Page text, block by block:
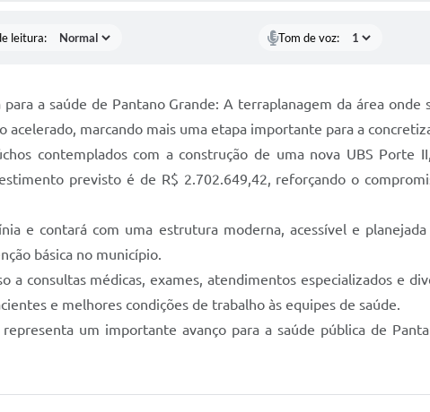
leitura: Tom de voz:
a saúde de Pantano Grande: A terraplanagem da área onde
acelerado, marcando mais uma etapa importante para a
contemplados com a construção de uma nova UBS Porte
previsto é de R$ 2.702.649,42, reforçando o
e contará com uma estrutura moderna, acessível e
básica no município.
a consultas médicas, exames, atendimentos especializados e
e melhores condições de trabalho às equipes de saúde.
um importante avanço para a saúde pública de